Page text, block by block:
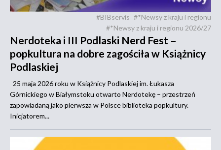
#BIBservis #*Newsy z kraju i regionu
#*Newsy z kraju i regionu 2026/27
Nerdoteka i III Podlaski Nerd Fest –
popkultura na dobre zagościła w Książnicy
Podlaskiej
25 maja 2026 roku w Książnicy Podlaskiej im. Łukasza
Górnickiego w Białymstoku otwarto Nerdotekę – przestrzeń
zapowiadaną jako pierwsza w Polsce biblioteka popkultury.
Inicjatorem...